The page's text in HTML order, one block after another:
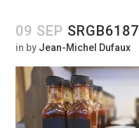
09 SEP SRGB6187
in by Jean-Michel Dufaux